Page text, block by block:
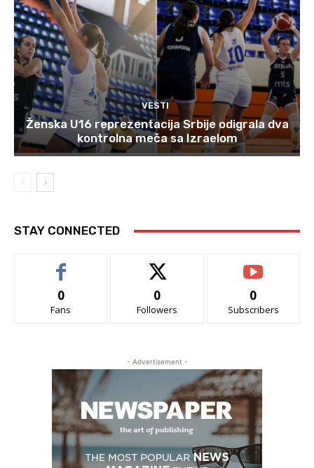
VESTI
Ženska U16 reprezentacija Srbije odigrala dva
kontrolna meča sa Izraelom
STAY CONNECTED
0
Fans
0
Followers
0
Subscribers
- Advertisement -